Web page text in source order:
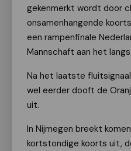
gekenmerkt wordt door
onsamenhangende
een rampenfinale
Mannschaft aan het
Na het laatste
wel eerder dooft de
uit.
In Nijmegen breekt
kortstondige koorts uit,